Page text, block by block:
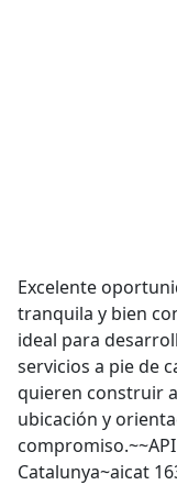
Excelente
tranquila y bien
ideal para
servicios a pie de
quieren construir
ubicación y
Catalunya~aicat